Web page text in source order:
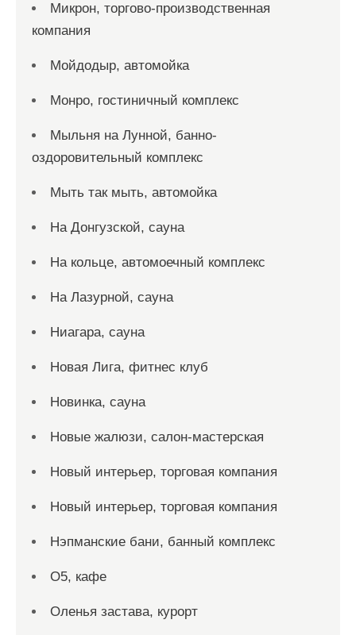
Микрон, торгово-производственная
компания
Мойдодыр, автомойка
Монро, гостиничный комплекс
Мыльня на Лунной, банно-
оздоровительный комплекс
Мыть так мыть, автомойка
На Донгузской, сауна
На кольце, автомоечный комплекс
На Лазурной, сауна
Ниагара, сауна
Новая Лига, фитнес клуб
Новинка, сауна
Новые жалюзи, салон-мастерская
Новый интерьер, торговая компания
Новый интерьер, торговая компания
Нэпманские бани, банный комплекс
О5, кафе
Оленья застава, курорт